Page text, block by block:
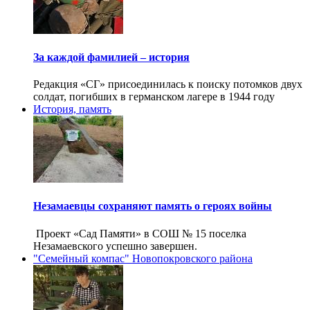
За каждой фамилией – история
Редакция «СГ» присоединилась к поиску потомков двух
солдат, погибших в германском лагере в 1944 году
История, память
Незамаевцы сохраняют память о героях войны
Проект «Сад Памяти» в СОШ № 15 поселка
Незамаевского успешно завершен.
"Семейный компас" Новопокровского района